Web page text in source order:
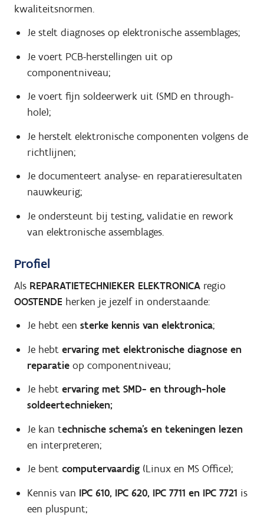
kwaliteitsnormen.
Je stelt diagnoses op elektronische assemblages;
Je voert PCB-herstellingen uit op
componentniveau;
Je voert fijn soldeerwerk uit (SMD en through-
hole);
Je herstelt elektronische componenten volgens de
richtlijnen;
Je documenteert analyse- en reparatieresultaten
nauwkeurig;
Je ondersteunt bij testing, validatie en rework
van elektronische assemblages.
Profiel
Als REPARATIETECHNIEKER ELEKTRONICA regio
OOSTENDE herken je jezelf in onderstaande:
Je hebt een sterke kennis van elektronica;
Je hebt ervaring met elektronische diagnose en
reparatieop componentniveau;
Je hebt ervaring met SMD- en through-hole
soldeertechnieken;
Je kan technische schema's en tekeningen lezen
en interpreteren;
Je bent computervaardig (Linux en MS Office);
Kennis van IPC 610, IPC 620, IPC 7711 en IPC 7721 is
een pluspunt;